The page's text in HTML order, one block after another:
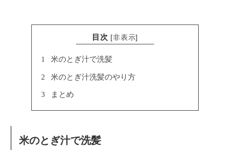
目次 [非表示]
1 米のとぎ汁で洗髪
2 米のとぎ汁洗髪のやり方
3 まとめ
米のとぎ汁で洗髪